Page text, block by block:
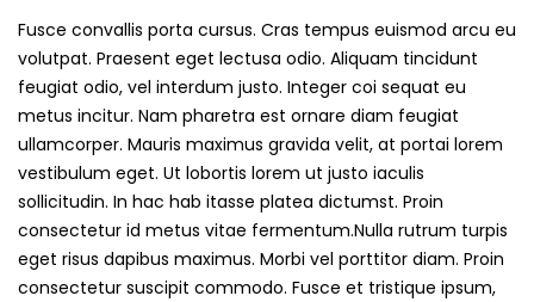
Fusce convallis porta cursus. Cras tempus euismod arcu eu
volutpat. Praesent eget lectusa odio. Aliquam tincidunt
feugiat odio, vel interdum justo. Integer coi sequat eu
metus incitur. Nam pharetra est ornare diam feugiat
ullamcorper. Mauris maximus gravida velit, at portai lorem
vestibulum eget. Ut lobortis lorem ut justo iaculis
sollicitudin. In hac hab itasse platea dictumst. Proin
consectetur id metus vitae fermentum.Nulla rutrum turpis
eget risus dapibus maximus. Morbi vel porttitor diam. Proin
consectetur suscipit commodo. Fusce et tristique ipsum,